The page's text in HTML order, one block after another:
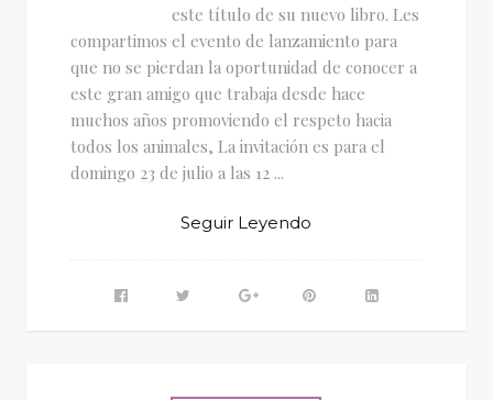
este título de su nuevo libro. Les
compartimos el evento de lanzamiento para
que no se pierdan la oportunidad de conocer a
este gran amigo que trabaja desde hace
muchos años promoviendo el respeto hacia
todos los animales, La invitación es para el
domingo 23 de julio a las 12 ...
Seguir Leyendo